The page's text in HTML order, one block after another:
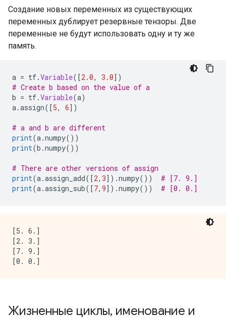
Создание новых переменных из существующих
переменных дублирует резервные тензоры. Две
переменные не будут использовать одну и ту же
память.
a = tf.Variable([2.0, 3.0])
# Create b based on the value of a
b = tf.Variable(a)
a.assign([5, 6])
# a and b are different
print(a.numpy())
print(b .numpy())
# There are other versions of assign
print(a.assign_add([2, 3]).numpy())
# [7. 9.]
print(a.assign_sub([7, 9]).numpy()) # [0. 0.]
[5. 6.]
[2. 3.]
[7. 9.]
Жизненные циклы, именование и